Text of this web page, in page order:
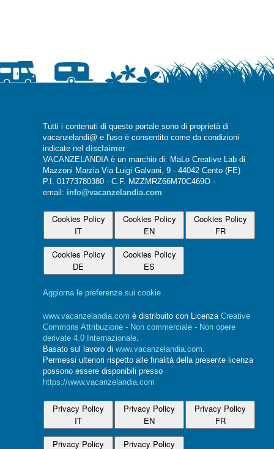
Tutti i contenuti di questo portale sono di proprietà di
vacanzelandi@ e l'uso è consentito come da condizioni
indicate nel disclaimer
VACANZELANDIA è un marchio di: MaLo Creative Lab di
Mazzoni Marzia Via Luigi Galvani, 9 - 44042 Cento (FE)
P.I. 01773780380 - C.F. MZZMRZ66M70C469O -
email: info@vacanzelandia.com
Cookies Policy
IT
Cookies Policy
EN
Cookies Policy
FR
Cookies Policy
DE
Cookies Policy
ES
Aggiorna le preferenze sui cookie
www.vacanzelandia.com è distribuito con Licenza Creative
Commons Attribuzione - Non commerciale - Non opere
derivate 4.0 Internazionale.
Basato sul lavoro di www.vacanzelandia.com.
Permessi ulteriori rispetto alle finalità della presente licenza
possono essere disponibili presso
https://www.vacanzelandia.com
Privacy Policy
IT
Privacy Policy
EN
Privacy Policy
FR
Privacy Policy
Privacy Policy